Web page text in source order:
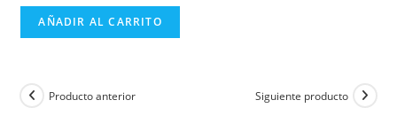
AÑADIR AL CARRITO
Producto anterior Siguiente producto